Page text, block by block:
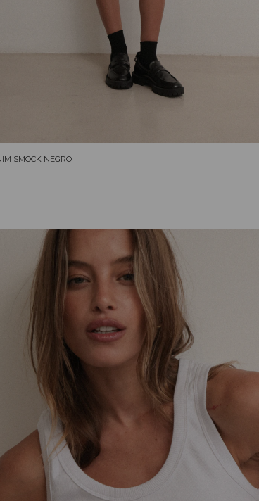
SMOCK NEGRO